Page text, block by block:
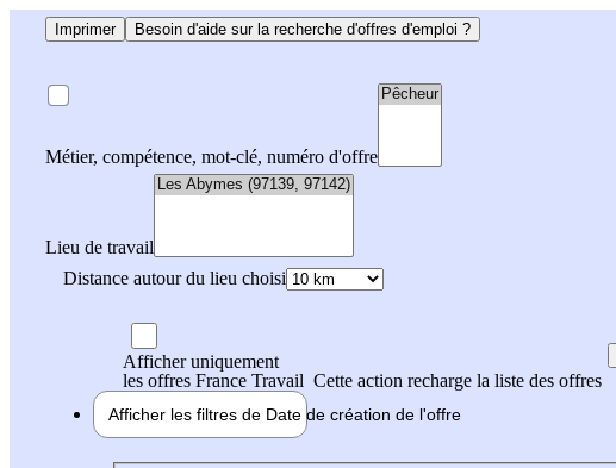
Imprimer Besoin d'aide sur la recherche d'offres d'emploi ?
Métier, compétence, mot-clé, numéro d'offre
Lieu de travail
Distance autour du lieu choisi
Afficher uniquement
les offres France Travail Cette action recharge la liste des offres
Afficher les filtres de Date de création de l'offre